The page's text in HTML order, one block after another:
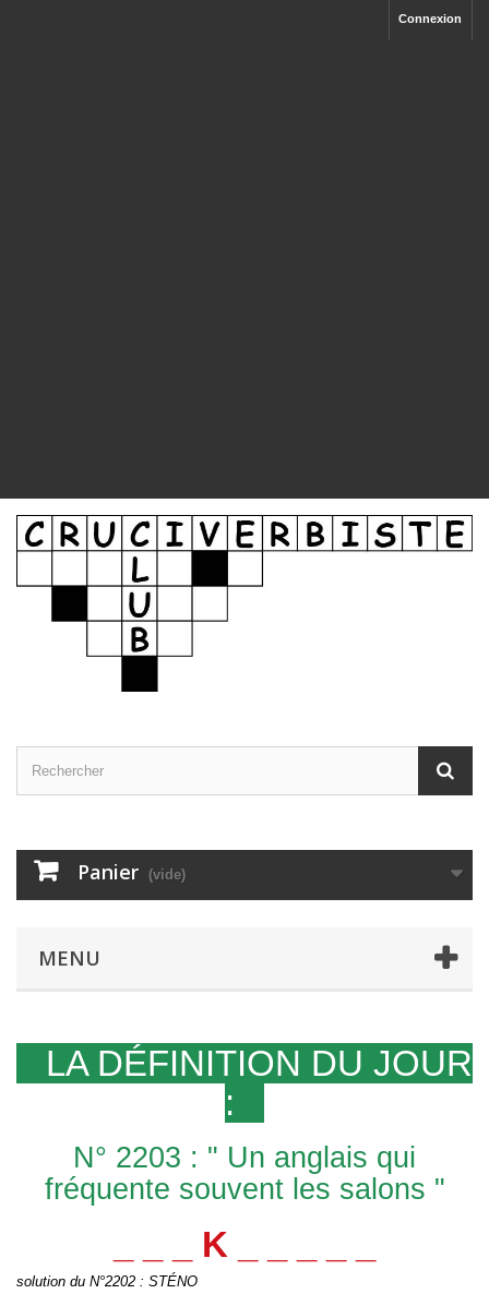
Connexion
Panier (vide)
MENU
LA DÉFINITION DU JOUR
:
N° 2203 : " Un anglais qui
fréquente souvent les salons "
_ _ _ K _ _ _ _ _
solution du N°2202 : STÉNO